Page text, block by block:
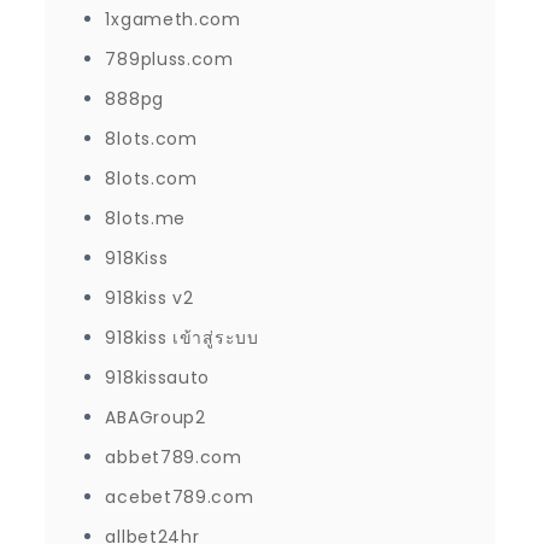
1xgameth.com
789pluss.com
888pg
8lots.com
8lots.com
8lots.me
918Kiss
918kiss v2
918kiss เข้าสู่ระบบ
918kissauto
ABAGroup2
abbet789.com
acebet789.com
allbet24hr